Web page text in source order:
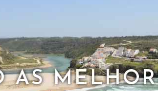
AS